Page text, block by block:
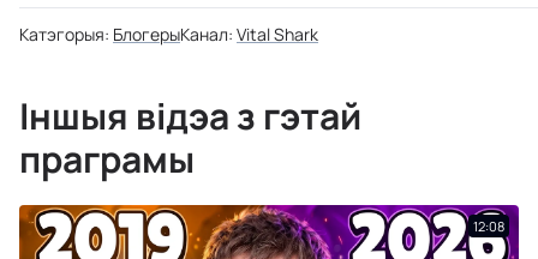
Катэгорыя: БлогерыКанал: Vital Shark
Іншыя відэа з гэтай
праграмы
12:08